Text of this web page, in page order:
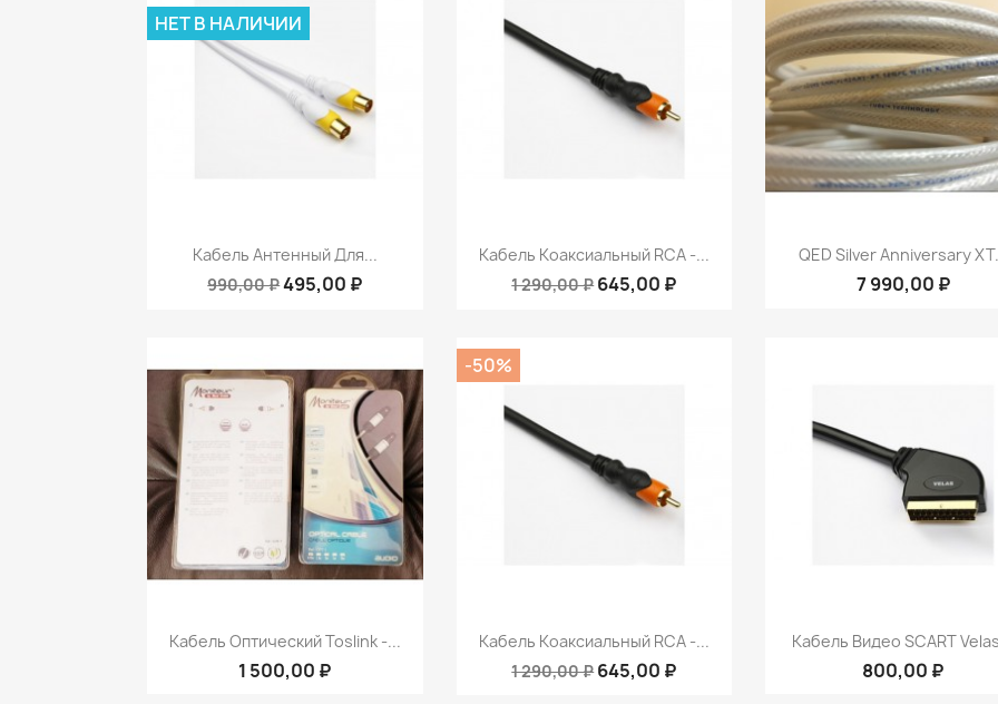
Быстрый просмотр
Кабель Антенный Для...
990,00 ₽495,00 ₽
НЕТ В НАЛИЧИИ
Быстрый просмотр
Кабель Коаксиальный RCA -...
1 290,00 ₽645,00 ₽
 Быстрый просмотр
QED Silver Anniversary
7 990,00 ₽
Быстрый просмотр
Кабель Оптический Toslink -...
1 500,00 ₽
Быстрый просмотр
Кабель Коаксиальный RCA -...
1 290,00 ₽645,00 ₽
-50%
Быстрый просмотр
Кабель Видео SCART
800,00 ₽